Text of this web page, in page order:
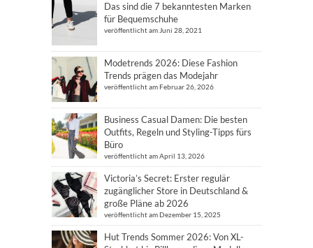
Das sind die 7 bekanntesten Marken
für Bequemschuhe
veröffentlicht am Juni 28, 2021
Modetrends 2026: Diese Fashion
Trends prägen das Modejahr
veröffentlicht am Februar 26, 2026
Business Casual Damen: Die besten
Outfits, Regeln und Styling-Tipps fürs
Büro
veröffentlicht am April 13, 2026
Victoria’s Secret: Erster regulär
zugänglicher Store in Deutschland &
große Pläne ab 2026
veröffentlicht am Dezember 15, 2025
Hut Trends Sommer 2026: Von XL-